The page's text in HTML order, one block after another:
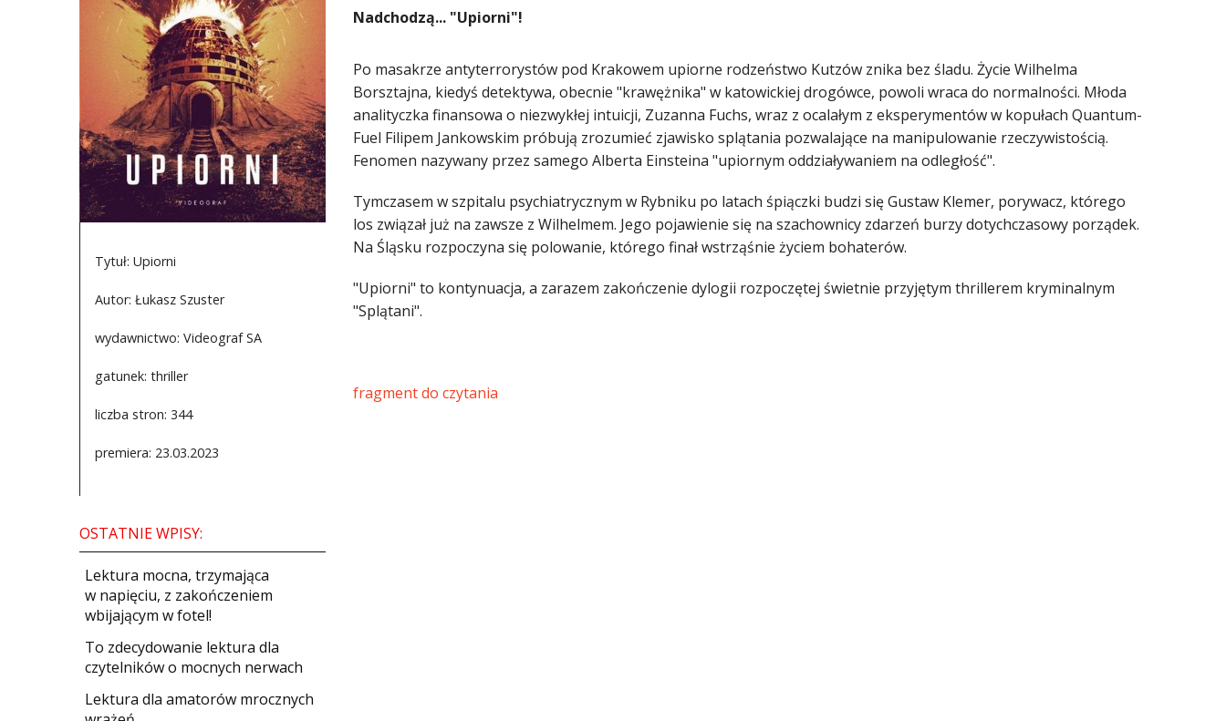
Tytuł: Upiorni
Autor: Łukasz Szuster
wydawnictwo: Videograf SA
gatunek: thriller
liczba stron: 344
premiera: 23.03.2023
OSTATNIE WPISY:
​Lektura mocna, trzymająca
w napięciu, z zakończeniem
wbijającym w fotel!
​To zdecydowanie lektura dla
czytelników o mocnych nerwach
Lektura dla amatorów mrocznych
Nadchodzą... "Upiorni"!
Po masakrze antyterrorystów pod Krakowem upiorne rodzeństwo Kutzów znika bez śladu. Życie Wilhelma
Borsztajna, kiedyś detektywa, obecnie "krawężnika" w katowickiej drogówce, powoli wraca do normalności. Młoda
analityczka finansowa o niezwykłej intuicji, Zuzanna Fuchs, wraz z ocalałym z eksperymentów w kopułach Quantum-
Fuel Filipem Jankowskim próbują zrozumieć zjawisko splątania pozwalające na manipulowanie rzeczywistością.
Fenomen nazywany przez samego Alberta Einsteina "upiornym oddziaływaniem na odległość".
Tymczasem w szpitalu psychiatrycznym w Rybniku po latach śpiączki budzi się Gustaw Klemer, porywacz, którego
los związał już na zawsze z Wilhelmem. Jego pojawienie się na szachownicy zdarzeń burzy dotychczasowy porządek.
Na Śląsku rozpoczyna się polowanie, którego finał wstrząśnie życiem bohaterów.
"Upiorni" to kontynuacja, a zarazem zakończenie dylogii rozpoczętej świetnie przyjętym thrillerem kryminalnym
"Splątani".
fragment do czytania